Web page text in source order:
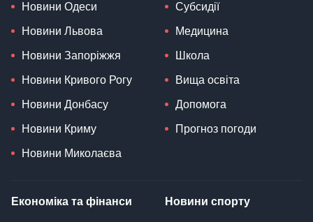
Новини Одеси
Новини Львова
Новини Запоріжжя
Новини Кривого Рогу
Новини Донбасу
Новини Криму
Новини Миколаєва
Субсидії
Медицина
Школа
Вища освіта
Допомога
Прогноз погоди
Економіка та фінанси Новини спорту